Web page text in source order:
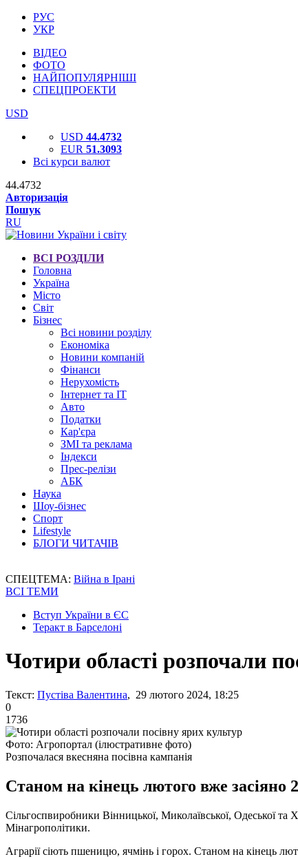
РУС
УКР
ВІДЕО
ФОТО
НАЙПОПУЛЯРНІШІ
СПЕЦПРОЕКТИ
USD
USD 44.4732
EUR 51.3093
Всі курси валют
44.4732
Авторизація
Пошук
RU
ВСІ РОЗДІЛИ
Головна
Україна
Місто
Світ
Бізнес
Всі новини розділу
Економіка
Новини компаній
Фінанси
Нерухомість
Інтернет та IT
Авто
Податки
Кар'єра
ЗМІ та реклама
Індекси
Прес-релізи
АБК
Наука
Шоу-бізнес
Спорт
Lifestyle
БЛОГИ ЧИТАЧІВ
СПЕЦТЕМА: Війна в Ірані
ВСІ ТЕМИ
Вступ України в ЄС
Теракт в Барселоні
Чотири області розпочали
Текст: Пустіва Валентина, 29 лютого 2024, 18:25
0
1736
Фото: Агропортал (ілюстративне фото)
Розпочалася вкесняна посівна кампанія
Станом на кінець лютого вже засіяно
Сільгоспвиробники Вінницької, Миколаївської, Одеської
Мінагрополітики.
Аграрії сіють пшеницю, ячмінь і горох. Станом на кінець